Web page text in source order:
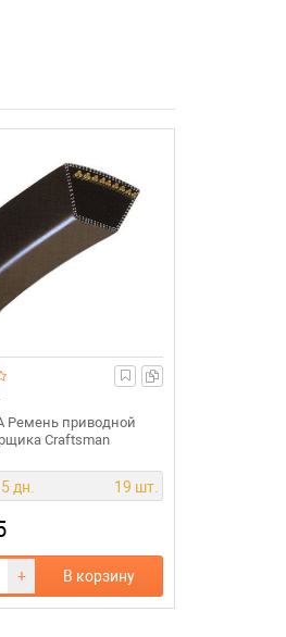
Ремень приводной
Craftsman
дн. 19 шт.
+ В корзину